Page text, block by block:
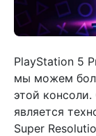
PlayStation 5
мы можем
этой
является
Super